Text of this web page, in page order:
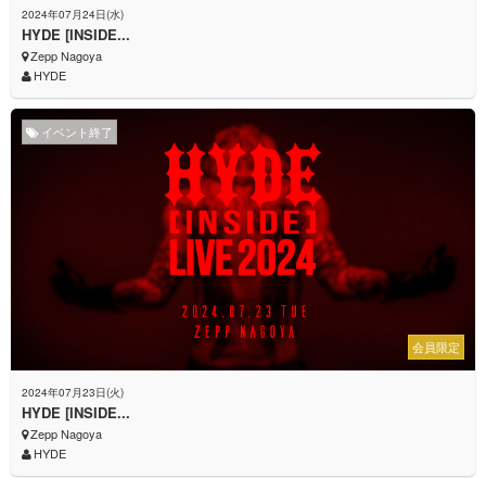
2024年07月24日(水)
HYDE [INSIDE...
Zepp Nagoya
HYDE
イベント終了
会員限定
2024年07月23日(火)
HYDE [INSIDE...
Zepp Nagoya
HYDE